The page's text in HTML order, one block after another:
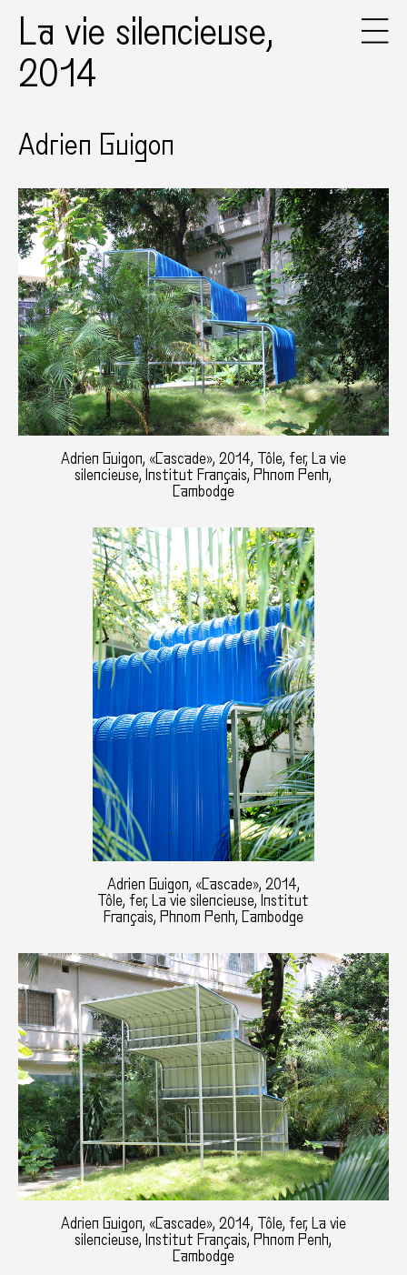
La vie silencieuse,
2014
Adrien Guigon
Adrien Guigon, «Cascade», 2014, Tôle, fer, La vie
silencieuse, Institut Français, Phnom Penh,
Cambodge
Adrien Guigon, «Cascade», 2014,
Tôle, fer, La vie silencieuse, Institut
Français, Phnom Penh, Cambodge
Adrien Guigon, «Cascade», 2014, Tôle, fer, La vie
silencieuse, Institut Français, Phnom Penh,
Cambodge